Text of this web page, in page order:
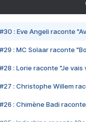
#30 : Eve Angeli raconte
#29 : MC Solaar raconte
#28 : Lorie raconte "Je vais
#27 : Christophe Willem
#26 : Chimène Badi